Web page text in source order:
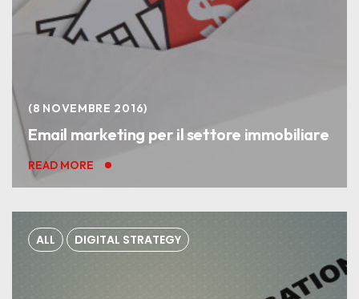
8 NOVEMBRE 2016
Email marketing per il settore immobiliare
READ MORE
ALL DIGITAL STRATEGY